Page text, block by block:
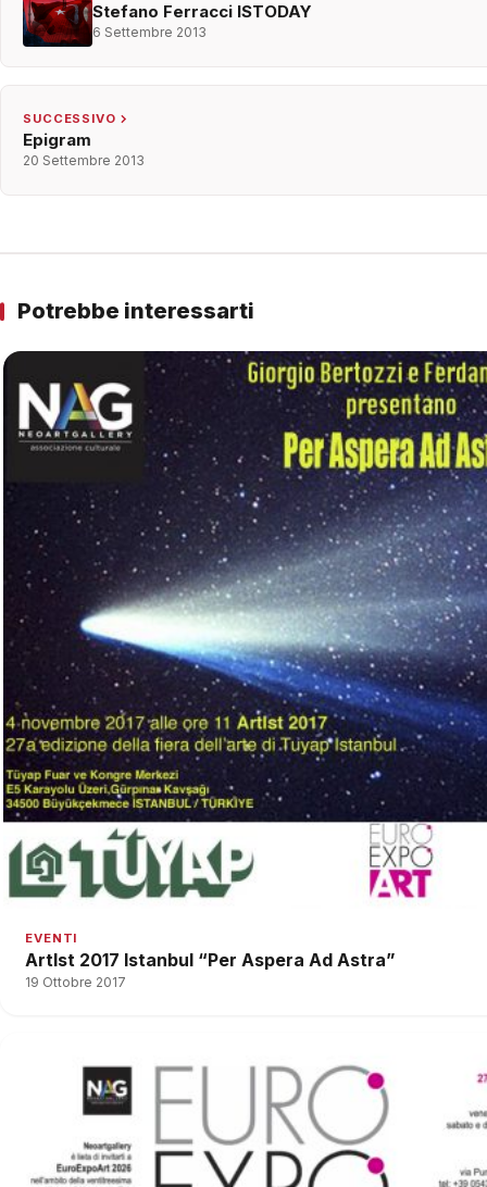
Stefano Ferracci ISTODAY
6 Settembre 2013
SUCCESSIVO
Epigram
20 Settembre 2013
Potrebbe interessarti
EVENTI
ArtIst 2017 Istanbul “Per Aspera Ad Astra”
19 Ottobre 2017